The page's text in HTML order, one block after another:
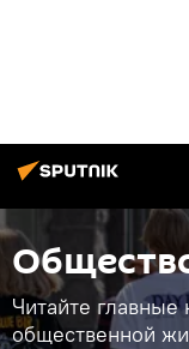
Читайте главные
общественной